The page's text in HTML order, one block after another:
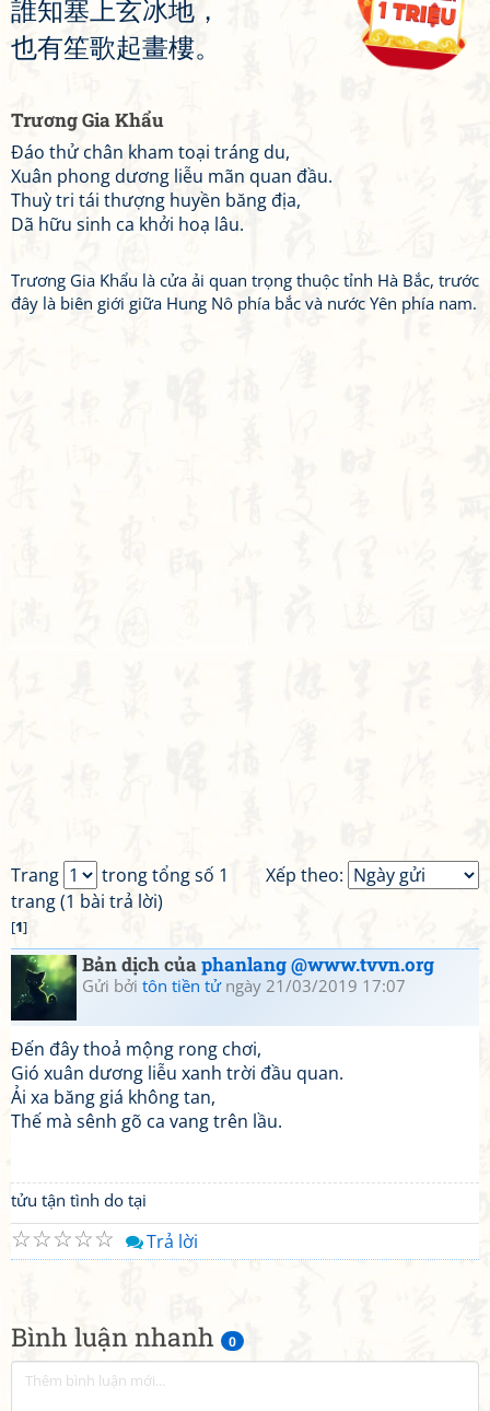
Bình luận nhanh 0
誰知塞 上玄冰地 ，
也有笙歌起畫樓。
Trương Gia Khẩu
Đáo thử chân kham toại tráng du,
Xuân phong dương liễu mãn quan đầu.
Thuỳ tri tái thượng huyền băng địa,
Dã hữu sinh ca khởi hoạ lâu.
Trương Gia Khẩu là cửa ải quan trọng thuộc tỉnh Hà Bắc, trước
đây là biên giới giữa Hung Nô phía bắc và nước Yên phía nam.
Xếp theo:
Trang
trong tổng số 1
trang (1 bài trả lời)
[1]
Bản dịch củaphanlang @www.tvvn.org
Gửi bởi tôn tiền tửngày 21/03/2019 17:07
Đến đây thoả mộng rong chơi,
Gió xuân dương liễu xanh trời đầu quan.
Ải xa băng giá không tan,
Thế mà sênh gõ ca vang trên lầu.
tửu tận tình do tại
☆
☆
☆
☆
☆ Trả lời